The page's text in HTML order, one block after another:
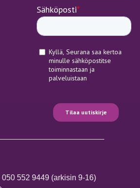
050 552 9449(arkisin 9-16)